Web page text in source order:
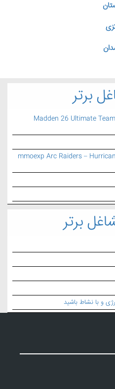
برتر
Madden 26 Ultimate
mmoexp Arc Raiders –
برتر
و با نشاط باشید